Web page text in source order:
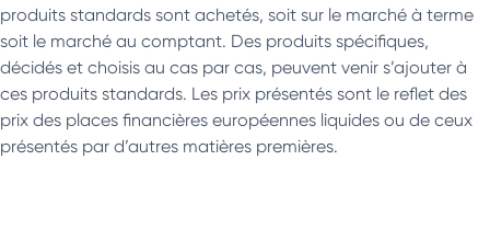
produits standards sont achetés, soit sur le marché à terme
soit le marché au comptant. Des produits spécifiques,
décidés et choisis au cas par cas, peuvent venir s’ajouter à
ces produits standards. Les prix présentés sont le reflet des
prix des places financières européennes liquides ou de ceux
présentés par d’autres matières premières.